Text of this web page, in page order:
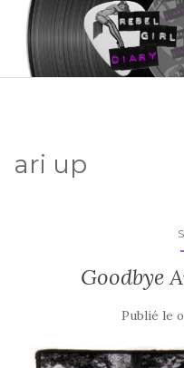
ari up
Goodbye
Publié le